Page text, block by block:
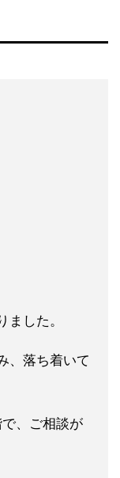
した。
、落ち着いて
、ご相談が